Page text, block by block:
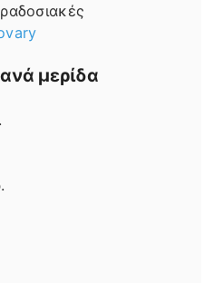
μερίδα